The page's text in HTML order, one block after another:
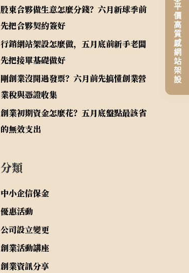
平價高質感網站架設
股東合夥做生意怎麼分錢？六月新球季前
先把合夥契約簽好
行銷網站架設怎麼做，五月底前新手老闆
先把接單基礎做好
剛創業沒開過發票？六月前先搞懂創業營
業稅與憑證收集
創業初期資金怎麼花？五月底盤點最該省
的無效支出
分類
中小企信保金
優惠活動
公司設立變更
創業活動講座
創業資訊分享